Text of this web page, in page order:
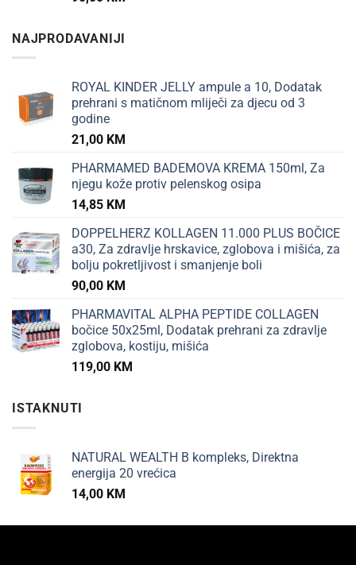
NAJPRODAVANIJI
ROYAL KINDER JELLY ampule a 10, Dodatak
prehrani s matičnom mliječi za djecu od 3
godine
21,00 KM
PHARMAMED BADEMOVA KREMA 150ml, Za
njegu kože protiv pelenskog osipa
14,85 KM
DOPPELHERZ KOLLAGEN 11.000 PLUS BOČICE
a30, Za zdravlje hrskavice, zglobova i mišića, za
bolju pokretljivost i smanjenje boli
90,00 KM
PHARMAVITAL ALPHA PEPTIDE COLLAGEN
bočice 50x25ml, Dodatak prehrani za zdravlje
zglobova, kostiju, mišića
119,00 KM
ISTAKNUTI
NATURAL WEALTH B kompleks, Direktna
energija 20 vrećica
14,00 KM